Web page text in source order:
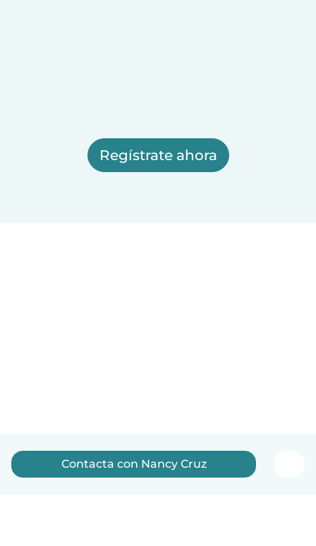
Regístrate ahora
Contacta con Nancy Cruz